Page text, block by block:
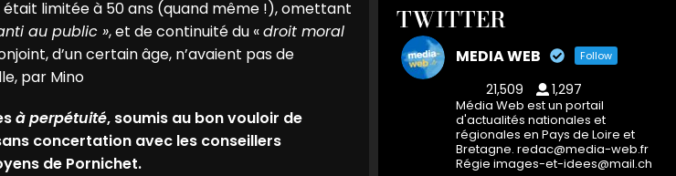
limitée à 50 ans (quand même !), omettant
au public », et de continuité du «droit moral
d’un certain âge, n’avaient pas de
par Mino
à perpétuité, soumis au bon vouloir de
concertation avec les conseillers
de Pornichet.
TWITTER
MEDIA WEB Follow
21,509 1,297
Média Web est un portail
d'actualités nationales et
régionales en Pays de Loire et
Bretagne. redac@media-web.fr
Régie images-et-idees@mail.ch